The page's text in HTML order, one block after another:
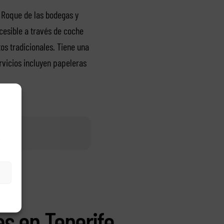
de las bodegas y
a través de coche
tradicionales. Tiene una
incluyen papeleras